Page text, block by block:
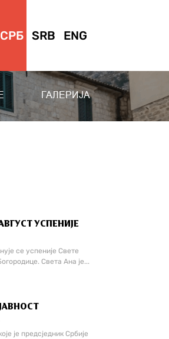
СРБ SRB ENG
ГАЛЕРИЈА
УСПЕНИЈЕ
се успеније Свете
Света Ана је...
је предсједник Србије